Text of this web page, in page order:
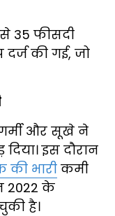
35 फीसदी
दर्ज की गई, जो
और सूखे ने
इस दौरान
की भारी कमी
2022 के
है।